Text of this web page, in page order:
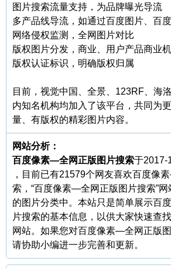
图片搜索流量支持，为品牌曝光导流
多产品线导流，如通过百度图片、百
网络侵权监测，全网图片对比
版权图片分发，商业、用户产品商业
版权认证标识，明确版权归属
目前，视觉中国、全景、123RF、海
内知名机构均加入了该平台，共同为
量、有版权的精彩图片内容。
网站分析：
百度像素—全网正版图片搜索于2017-
，目前已有21579个网友喜欢百度像
索，“百度像素—全网正版图片搜索”
的图片分类中。本站只是简单展示百
片搜索的基本信息，以供大家快速查
网站。如果您对百度像素—全网正版
请协助小编进一步完善和更新。